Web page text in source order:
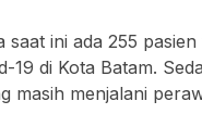
ini ada 255
19 di Kota Batam.
masih menjalani